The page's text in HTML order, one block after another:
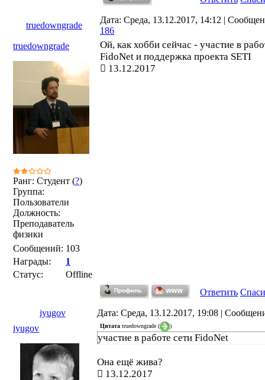
truedowngrade
Дата: Среда, 13.12.2017, 14:12 |
186
truedowngrade
Ранг: Студент (?)
Группа:
Пользователи
Должность:
Преподаватель
физики
Сообщений: 103
Награды:
1
Статус:
Offline
Ой, как хобби сейчас - участие в
FidoNet и поддержка проекта SETI
13.12.2017
Ответить
iyugov
Дата: Среда, 13.12.2017, 19:08 |
iyugov
Цитата truedowngrade ( )
участие в работе сети FidoNet
Она ещё жива?
13.12.2017